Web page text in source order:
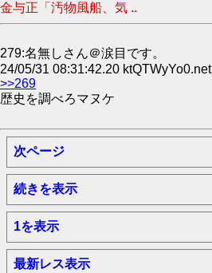
金与正「汚物風船、気 ..
279:名無しさん＠涙目です。
24/05/31 08:31:42.20 ktQTWyYo0.net
>>269
歴史を調べろマヌケ
次ページ
続きを表示
1を表示
最新レス表示